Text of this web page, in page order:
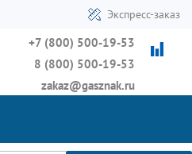
Экспресс-заказ
+7 (800) 500-19-53
8 (800) 500-19-53
zakaz@gasznak.ru